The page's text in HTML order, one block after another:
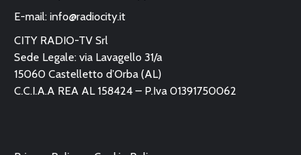
E-mail: info@radiocity.it
CITY RADIO-TV Srl
Sede Legale: via Lavagello 31/a
15060 Castelletto d’Orba (AL)
C.C.I.A.A REA AL 158424 – P.Iva 01391750062